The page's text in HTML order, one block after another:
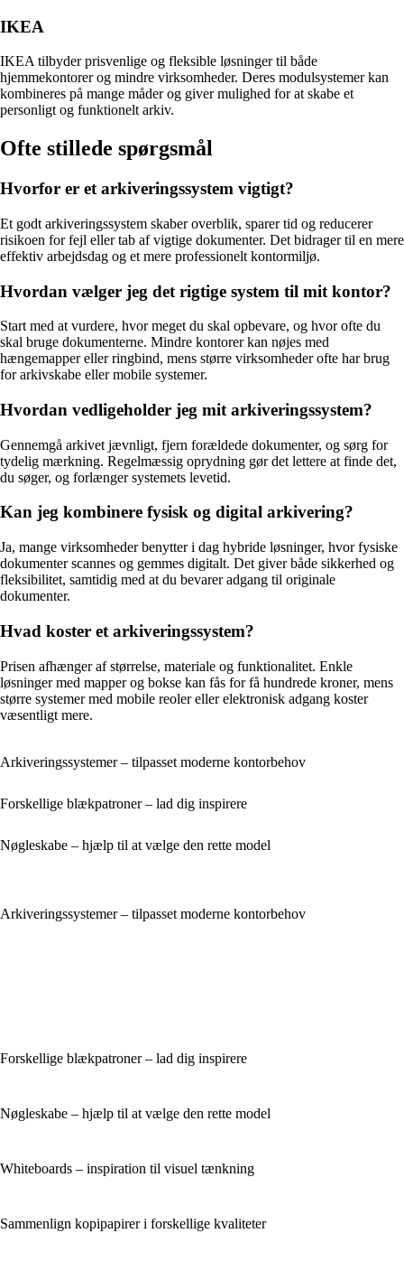
IKEA
IKEA tilbyder prisvenlige og fleksible løsninger til både
hjemmekontorer og mindre virksomheder. Deres modulsystemer kan
kombineres på mange måder og giver mulighed for at skabe et
personligt og funktionelt arkiv.
Ofte stillede spørgsmål
Hvorfor er et arkiveringssystem vigtigt?
Et godt arkiveringssystem skaber overblik, sparer tid og reducerer
risikoen for fejl eller tab af vigtige dokumenter. Det bidrager til en mere
effektiv arbejdsdag og et mere professionelt kontormiljø.
Hvordan vælger jeg det rigtige system til mit kontor?
Start med at vurdere, hvor meget du skal opbevare, og hvor ofte du
skal bruge dokumenterne. Mindre kontorer kan nøjes med
hængemapper eller ringbind, mens større virksomheder ofte har brug
for arkivskabe eller mobile systemer.
Hvordan vedligeholder jeg mit arkiveringssystem?
Gennemgå arkivet jævnligt, fjern forældede dokumenter, og sørg for
tydelig mærkning. Regelmæssig oprydning gør det lettere at finde det,
du søger, og forlænger systemets levetid.
Kan jeg kombinere fysisk og digital arkivering?
Ja, mange virksomheder benytter i dag hybride løsninger, hvor fysiske
dokumenter scannes og gemmes digitalt. Det giver både sikkerhed og
fleksibilitet, samtidig med at du bevarer adgang til originale
dokumenter.
Hvad koster et arkiveringssystem?
Prisen afhænger af størrelse, materiale og funktionalitet. Enkle
løsninger med mapper og bokse kan fås for få hundrede kroner, mens
større systemer med mobile reoler eller elektronisk adgang koster
væsentligt mere.
Arkiveringssystemer – tilpasset moderne kontorbehov
Forskellige blækpatroner – lad dig inspirere
Nøgleskabe – hjælp til at vælge den rette model
Arkiveringssystemer – tilpasset moderne kontorbehov
Forskellige blækpatroner – lad dig inspirere
Nøgleskabe – hjælp til at vælge den rette model
Whiteboards – inspiration til visuel tænkning
Sammenlign kopipapirer i forskellige kvaliteter